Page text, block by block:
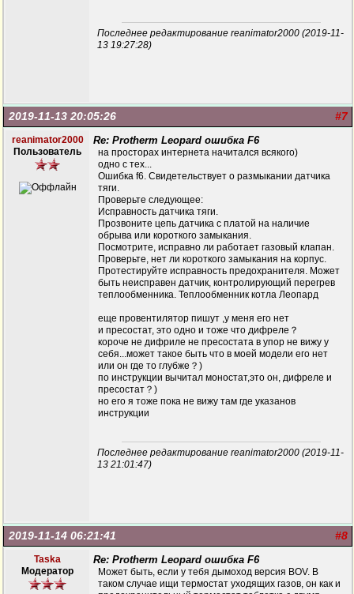
Последнее редактирование reanimator2000 (2019-11-
13 19:27:28)
#7
2019-11-13 20:05:26
reanimator2000
Пользователь
Re: Protherm Leopard ошибка F6
на просторах интернета начитался всякого)
одно с тех...
Ошибка f6. Свидетельствует о размыкании датчика
тяги.
Проверьте следующее:
Исправность датчика тяги.
Прозвоните цепь датчика с платой на наличие
обрыва или короткого замыкания.
Посмотрите, исправно ли работает газовый клапан.
Проверьте, нет ли короткого замыкания на корпус.
Протестируйте исправность предохранителя. Может
быть неисправен датчик, контролирующий перегрев
теплообменника. Теплообменник котла Леопард
еще провентилятор пишут ,у меня его нет
и пресостат, это одно и тоже что дифреле？
короче не дифриле не пресостата в упор не вижу у
себя...может такое быть что в моей модели его нет
или он где то глубже？)
по инструкции вычитал моностат,это он, дифреле и
пресостат？)
но его я тоже пока не вижу там где указанов
инструкции
Последнее редактирование reanimator2000 (2019-11-
13 21:01:47)
#8
2019-11-14 06:21:41
Taska
Модератор
Re: Protherm Leopard ошибка F6
Может быть, если у тебя дымоход версия BOV. В
таком случае ищи термостат уходящих газов, он как и